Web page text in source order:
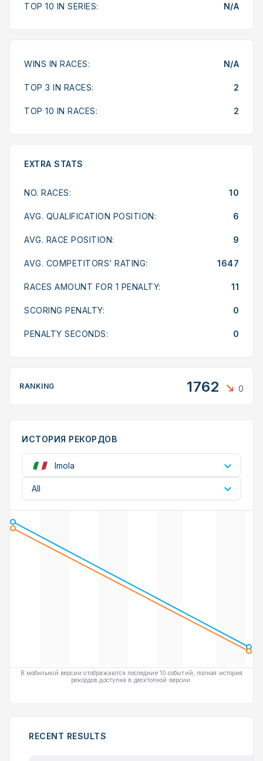
TOP 10 IN SERIES: N/A
WINS IN RACES: N/A
TOP 3 IN RACES: 2
TOP 10 IN RACES: 2
EXTRA STATS
NO. RACES: 10
AVG. QUALIFICATION POSITION: 6
AVG. RACE POSITION: 9
AVG. COMPETITORS’ RATING: 1647
RACES AMOUNT FOR 1 PENALTY: 11
SCORING PENALTY: 0
PENALTY SECONDS: 0
RANKING 1762 0
ИСТОРИЯ РЕКОРДОВ
Imola
All
В мобильной версии отображаются последние 10 событий, полная история
рекордов доступна в десктопной версии.
RECENT RESULTS